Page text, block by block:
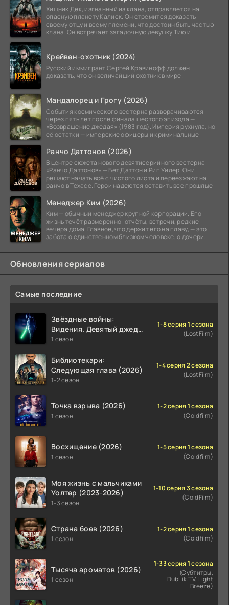
Хищник Дек, изгнанный из клана, отправляется на
опасную планету Калиск. Он стремится доказать
своему отцу и всему племени, что достоин быть частью
клана. Он встречает загадочную девушку Тию и
Крейвен-охотник (2024)
Русский иммигрант Сергей Кравинофф должен
доказать, что он величайший охотник в мире.
Мандалорец и Грогу (2026)
События космического вестерна разворачиваются
через пять лет после финала шестого эпизода —
«Возвращение джедая» (1983 год). Империя рухнула, но
её остатки — имперские офицеры и криминальные
Ранчо Даттонов (2026)
В центре сюжета нового девятисерийного вестерна
«Ранчо Даттонов» — Бет Даттон и Рип Уилер. Они
решают начать всё с чистого листа и переезжают на
ранчо в Техасе. Герои надеются оставить все прошлые
Менеджер Ким (2026)
Ким — обычный менеджер крупной корпорации. Его
жизнь течёт размеренно: отчёты, встречи, редкие
вечера дома. Главное, что держит его на плаву, — это
забота о единственном близком человеке, о дочери.
Обновления сериалов
Самые последние
Звёздные войны:
Видения. Девятый джедай
(2026)
1 сезон
1-8 серия 1 сезона
(LostFilm)
Библиотекари:
Следующая глава (2026)
1-2 сезон
1-4 серия 2 сезона
(LostFilm)
Точка взрыва (2026)
1 сезон
1-2 серия 1 сезона
(Coldfilm)
Восхищение (2026)
1 сезон
1-5 серия 1 сезона
(Coldfilm)
Моя жизнь с мальчиками
Уолтер (2023-2026)
1-3 сезон
1-10 серия 3 сезона
(ColdFilm)
Страна боев (2026)
1 сезон
1-2 серия 1 сезона
(Coldfilm)
Тысяча ароматов (2026)
1 сезон
1-33 серия 1 сезона
(Субтитры,
DubLik.TV, Light
Breeze)